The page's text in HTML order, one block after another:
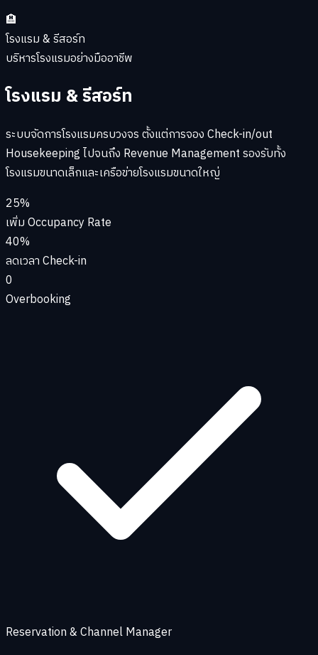
🏨
โรงแรม & รีสอร์ท
บริหารโรงแรมอย่างมืออาชีพ
โรงแรม & รีสอร์ท
ระบบจัดการโรงแรมครบวงจร ตั้งแต่การจอง Check-in/out
Housekeeping ไปจนถึง Revenue Management รองรับทั้ง
โรงแรมขนาดเล็กและเครือข่ายโรงแรมขนาดใหญ่
25%
เพิ่ม Occupancy Rate
40%
ลดเวลา Check-in
0
Overbooking
Reservation & Channel Manager